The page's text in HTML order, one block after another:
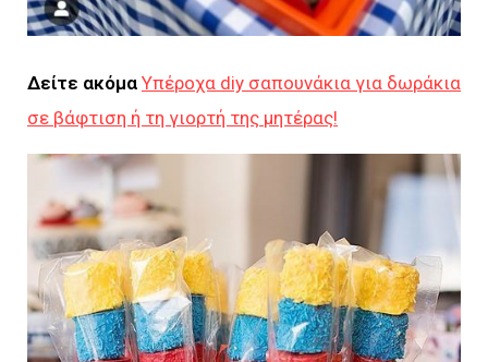
Δείτε ακόμα Υπέροχα diy σαπουνάκια για δωράκια
σε βάφτιση ή τη γιορτή της μητέρας!